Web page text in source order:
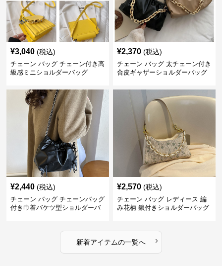
¥3,040 (税込)
チェーン バッグ チェーン付き高
級感ミニショルダーバッグ
¥2,370 (税込)
チェーン バッグ 太チェーン付き
合皮ギャザーショルダーバッグ
¥2,440 (税込)
チェーン バッグ チェーンバッグ
付き巾着バケツ型ショルダーバ
¥2,570 (税込)
チェーン バッグ レディース 編
み花柄 鎖付きショルダーバッグ
新着アイテムの一覧へ ›